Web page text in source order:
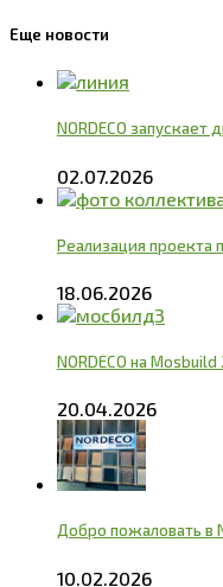
Еще новости
NORDECO
02.07.2026
Реализация проекта
18.06.2026
NORDECO на
20.04.2026
Добро пожаловать в
10.02.2026